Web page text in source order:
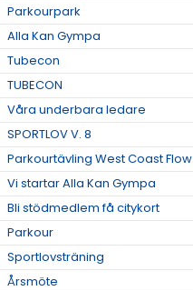
Parkourpark
Alla Kan Gympa
Tubecon
TUBECON
Våra underbara ledare
SPORTLOV V. 8
Parkourtävling West Coast Flow
Vi startar Alla Kan Gympa
Bli stödmedlem få citykort
Parkour
Sportlovsträning
Årsmöte